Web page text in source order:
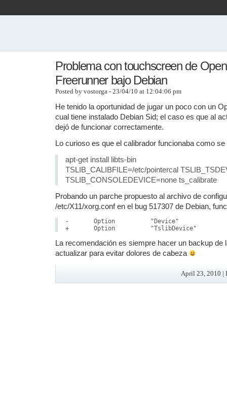
Problema con touchscreen de
Freerunner bajo Debian
Posted by vostorga - 23/04/10 at 12:04:06 pm
He tenido la oportunidad de jugar un poco con un
cual tiene instalado Debian Sid; el caso es que al
dejó de funcionar correctamente.
Lo curioso es que el calibrador funcionaba como se
apt-get install libts-bin
TSLIB_CALIBFILE=/etc/pointercal
TSLIB_CONSOLEDEVICE=none ts_calibrate
Probando un parche propuesto al archivo de
/etc/X11/xorg.conf en el bug 517307 de Debian,
-	Option		"Device"		"/dev/input/event1"
La recomendación es siempre hacer un backup de
actualizar para evitar dolores de cabeza
April 23, 2010 |